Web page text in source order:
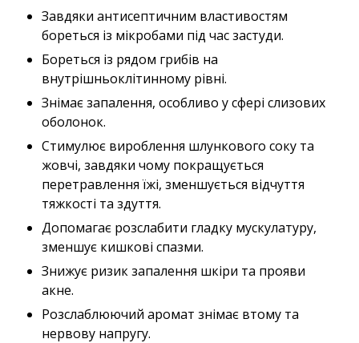
Завдяки антисептичним властивостям
бореться із мікробами під час застуди.
Бореться із рядом грибів на
внутрішньоклітинному рівні.
Знімає запалення, особливо у сфері слизових
оболонок.
Стимулює вироблення шлункового соку та
жовчі, завдяки чому покращується
перетравлення їжі, зменшується відчуття
тяжкості та здуття.
Допомагає розслабити гладку мускулатуру,
зменшує кишкові спазми.
Знижує ризик запалення шкіри та прояви
акне.
Розслаблюючий аромат знімає втому та
нервову напругу.